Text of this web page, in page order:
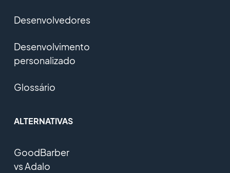
Desenvolvedores
Desenvolvimento
personalizado
Glossário
ALTERNATIVAS
GoodBarber
vs Adalo